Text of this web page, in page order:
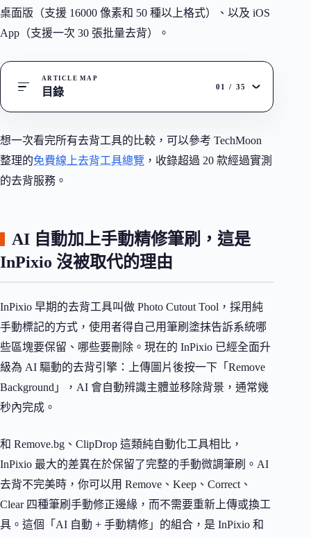
桌面版（支援 16000 像素和 50 種以上格式）、以及 iOS
App（支援一次 30 張批量去背）。
ARTICLE MAP
目錄 01 / 35
想一次看完所有去背工具的比較，可以參考 TechMoon
整理的免費線上去背工具總覽 ，收錄超過 20 款經過實測
的去背服務。
AI 自動加上手動精修筆刷，這是
InPixio 沒被取代的理由
InPixio 早期的去背工具叫做 Photo Cutout Tool，採用純
手動標記的方式，使用者得自己用筆刷塗抹告訴系統哪
些區塊要保留、哪些要刪除。現在的 InPixio 已經全面升
級為 AI 驅動的去背引擎：上傳圖片後按一下「Remove
Background」，AI 會自動辨識主體並移除背景，通常幾
秒內完成。
和 Remove.bg、ClipDrop 這類純自動化工具相比，
InPixio 最大的差異在於保留了完整的手動微調筆刷。AI
去背不完美時，你可以用 Remove、Keep、Correct、
Clear 四種筆刷手動修正邊緣，而不需要重新上傳或換工
具。這個「AI 自動 + 手動精修」的組合，是 InPixio 和